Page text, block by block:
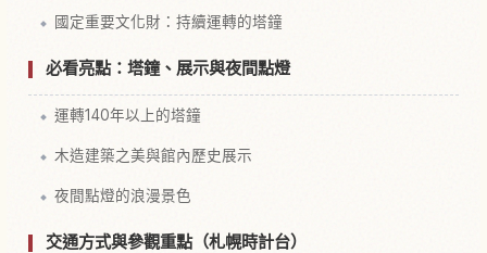
國定重要文化財：持續運轉的塔鐘
必看亮點：塔鐘、展示與夜間點燈
運轉140年以上的塔鐘
木造建築之美與館內歷史展示
夜間點燈的浪漫景色
交通方式與參觀重點（札幌時計台）